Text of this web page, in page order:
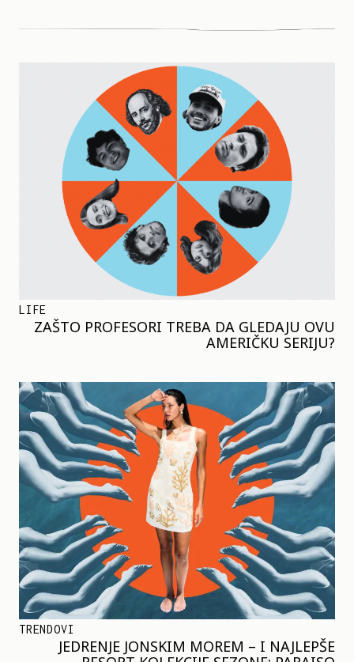
LIFE
ZAŠTO PROFESORI TREBA DA GLEDAJU OVU
AMERIČKU SERIJU?
TRENDOVI
JEDRENJE JONSKIM MOREM – I NAJLEPŠE